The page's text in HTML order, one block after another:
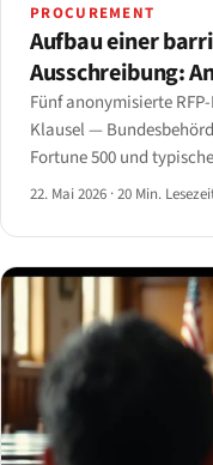
PROCUREMENT
Aufbau einer
Ausschreibung:
Fünf anonymisierte
Klausel —
Fortune 500 und
22. Mai 2026 ·20 Min.